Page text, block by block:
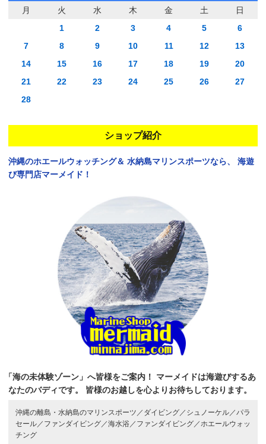
月 火 水 木 金 土
日
1
2 3 4 5
6
7
8 9 10 11 12
13
14
15 16 17 18 19
20
21
22 23 24 25 26
27
28
ショップ紹介
沖縄のホエールウォッチング＆ 水納島マリンスポーツなら、
海遊
び専門店マーメイド！
「海の未体験ゾーン」へ皆様をご案内！
マーメイドは海遊びするあ
なたのバディです。
皆様のお越しを心よりお待ちしております。
沖縄の離島・水納島のマリンスポーツ／ ダイビング／ シュノーケル／パラ
セール／ ファンダイビング／海水浴／ ファンダイビング／ホエールウォッ
チング